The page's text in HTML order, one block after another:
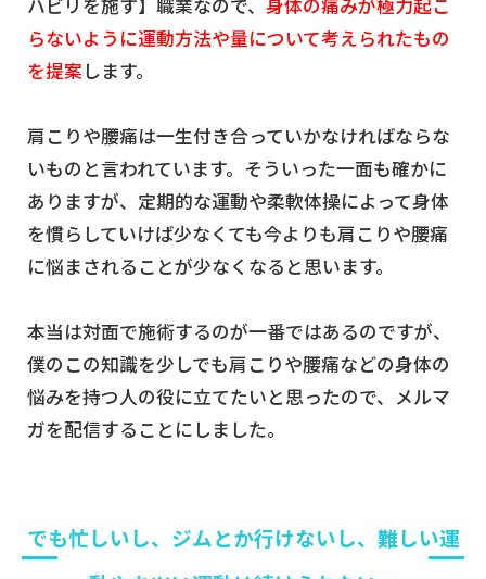
らないように運動方法や量について考えられたもの
を提案 します。
肩こりや腰痛は一生付き合っていかなければならな
いものと言われています。そういった一面も確かに
ありますが、定期的な運動や柔軟体操によって身体
を慣らしていけば少なくても今よりも肩こりや腰痛
に悩まされることが少なくなると思います。
本当は対面で施術するのが一番ではあるのですが、
僕のこの知識を少しでも肩こりや腰痛などの身体の
悩みを持つ人の役に立てたいと思ったので、メルマ
ガを配信することにしました。
でも忙しいし、ジムとか行けないし、難しい運